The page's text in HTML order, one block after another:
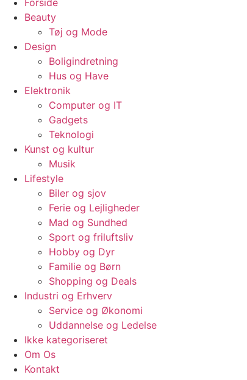
Forside
Beauty
Tøj og Mode
Design
Boligindretning
Hus og Have
Elektronik
Computer og IT
Gadgets
Teknologi
Kunst og kultur
Musik
Lifestyle
Biler og sjov
Ferie og Lejligheder
Mad og Sundhed
Sport og friluftsliv
Hobby og Dyr
Familie og Børn
Shopping og Deals
Industri og Erhverv
Service og Økonomi
Uddannelse og Ledelse
Ikke kategoriseret
Om Os
Kontakt